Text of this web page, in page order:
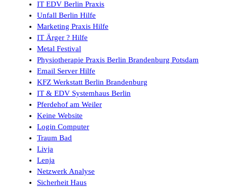
IT EDV Berlin Praxis
Unfall Berlin Hilfe
Marketing Praxis Hilfe
IT Ärger ? Hilfe
Metal Festival
Physiotherapie Praxis Berlin Brandenburg Potsdam
Email Server Hilfe
KFZ Werkstatt Berlin Brandenburg
IT & EDV Systemhaus Berlin
Pferdehof am Weiler
Keine Website
Login Computer
Traum Bad
Livja
Lenja
Netzwerk Analyse
Sicherheit Haus